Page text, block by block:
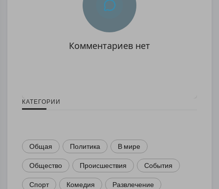
Комментариев нет
КАТЕГОРИИ
Общая Политика В мире
Общество Происшествия События
Спорт Комедия Развлечение